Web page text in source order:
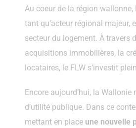
Au coeur de la région
tant qu’acteur régional majeur,
secteur du logement. À travers
acquisitions immobilières, la
locataires, le FLW s’investit
Encore aujourd’hui, la
d’utilité publique. Dans ce
mettant en place une nouvelle